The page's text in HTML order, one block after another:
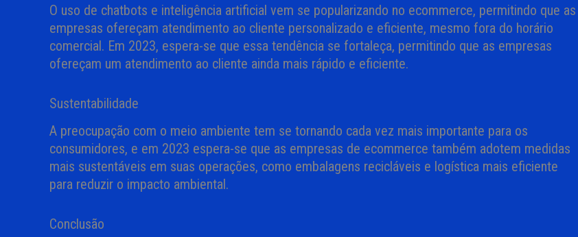
O uso de chatbots e inteligência artificial vem se popularizando no ecommerce, permitindo que as
empresas ofereçam atendimento ao cliente personalizado e eficiente, mesmo fora do horário
comercial. Em 2023, espera-se que essa tendência se fortaleça, permitindo que as empresas
ofereçam um atendimento ao cliente ainda mais rápido e eficiente.
Sustentabilidade
A preocupação com o meio ambiente tem se tornando cada vez mais importante para os
consumidores, e em 2023 espera-se que as empresas de ecommerce também adotem medidas
mais sustentáveis em suas operações, como embalagens recicláveis e logística mais eficiente
para reduzir o impacto ambiental.
Conclusão